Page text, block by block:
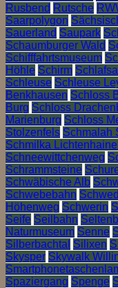
Rusbend Rutsche
Saarpolygon
Sauerland Saupark
Schaumburger Wald
Schifffahrtsmuseum
Höhle Schirm
Schleuse Schleuse
Benkhausen Schloss
Burg Schloss
Marienburg Schloss
Stolzenfels Schmalah
Schmilka
Schneewittchenweg
Schrammsteine
Schwäbische Alb
Schwebebahn
Höhenweg Schwerin
Seife Seilbahn
Naturmuseum Senne
Silberbachtal Silixen
Skysper Skywalk
Spaziergang Spenge